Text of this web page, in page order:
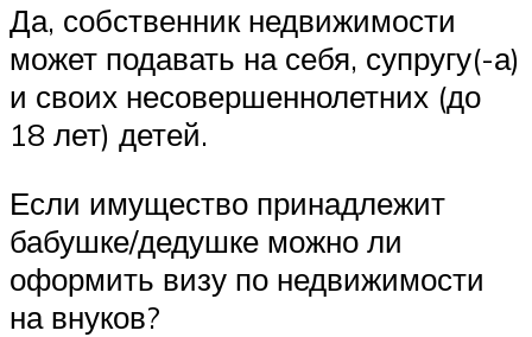
Да, собственник недвижимости
может подавать на себя, супругу(-а)
и своих несовершеннолетних (до
18 лет) детей.
Если имущество принадлежит
бабушке/дедушке можно ли
оформить визу по недвижимости
на внуков?